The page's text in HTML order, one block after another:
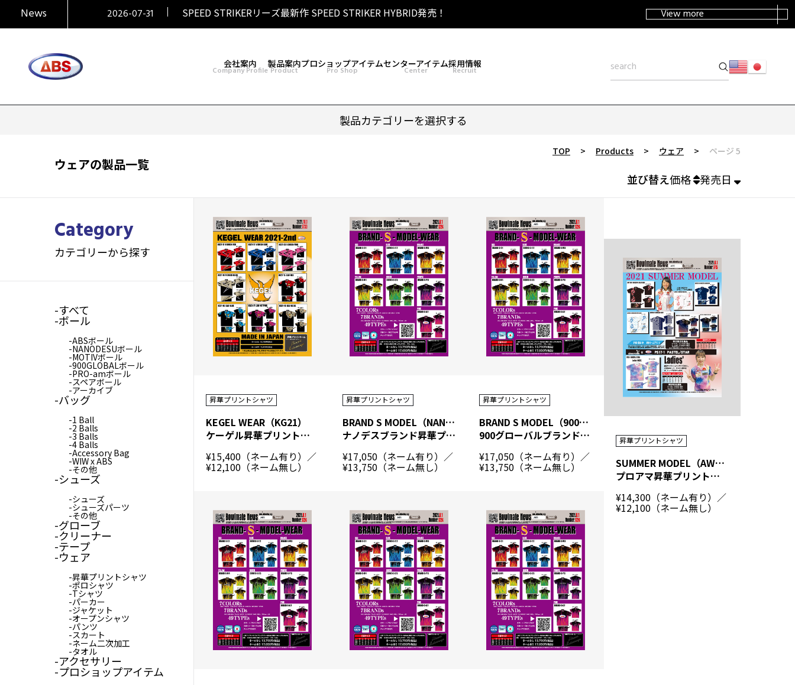
News 2026-07-31 SPEED STRIKERリーズ最新作 SPEED STRIKER HYBRID発売！
2026-07-31 SIGMAシリーズ復活！ SIGMA TOUR PEARL発売！
View more
会社案内
Company Profile
製品案内
Product
プロショップアイテム
Pro Shop
センターアイテム
Center
採用情報
Recruit
製品カテゴリーを選択する
TOP > Products > ウェア > ページ 5
ウェアの製品一覧
並び替え価格 発売日
Category
カテゴリーから探す
すべて
ボール
ABSボール
NANODESUボール
MOTIVボール
900GLOBALボール
PRO-amボール
スペアボール
アーカイブ
バッグ
1 Ball
2 Balls
3 Balls
4 Balls
Accessory Bag
WIW x ABS
その他
シューズ
シューズ
シューズパーツ
その他
グローブ
クリーナー
テープ
ウェア
昇華プリントシャツ
ポロシャツ
Tシャツ
パーカー
ジャケット
オープンシャツ
パンツ
スカート
ネーム二次加工
タオル
アクセサリー
プロショップアイテム
昇華プリントシャツ
KEGEL WEAR（KG21）
ケーゲル昇華プリントシャツ
¥15,400（ネーム有り）／
¥12,100（ネーム無し）
昇華プリントシャツ
BRAND S MODEL（NANODESU）
ナノデスブランド昇華プリントシャツ
¥17,050（ネーム有り）／
¥13,750（ネーム無し）
昇華プリントシャツ
BRAND S MODEL（900GLOBAL）
900グローバルブランド昇華プリントシャツ
¥17,050（ネーム有り）／
¥13,750（ネーム無し）
昇華プリントシャツ
SUMMER MODEL（AW2103-2105）
プロアマ昇華プリントシャツ（サマーモデル）
¥14,300（ネーム有り）／
¥12,100（ネーム無し）